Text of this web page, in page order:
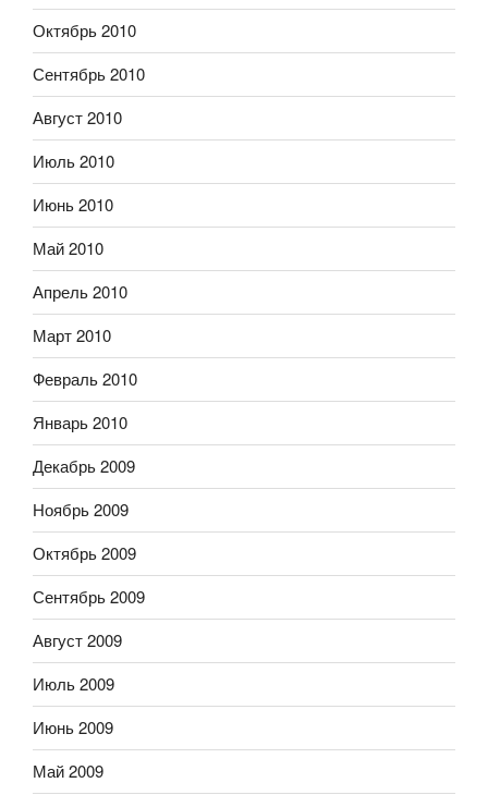
Октябрь 2010
Сентябрь 2010
Август 2010
Июль 2010
Июнь 2010
Май 2010
Апрель 2010
Март 2010
Февраль 2010
Январь 2010
Декабрь 2009
Ноябрь 2009
Октябрь 2009
Сентябрь 2009
Август 2009
Июль 2009
Июнь 2009
Май 2009